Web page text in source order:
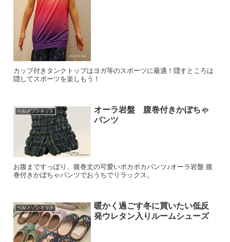
カップ付きタンクトップはヨガ等のスポーツに最適！隠すところは
隠してスポーツを楽しもう！
ベルメゾンネット
オーラ岩盤 腹巻付きかぼちゃ
パンツ
お腹まですっぽり、腹巻丈の可愛いポカポカパンツ♪オーラ岩盤 腹
巻付きかぼちゃパンツでおうちでリラックス。
ベルメゾンネット
暖かく過ごす冬に買いたい低反
発ウレタン入りルームシューズ